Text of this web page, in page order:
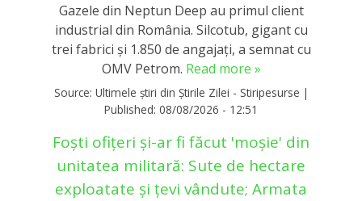
Gazele din Neptun Deep au primul client
industrial din România. Silcotub, gigant cu
trei fabrici și 1.850 de angajați, a semnat cu
OMV Petrom. Read more »
Source: Ultimele știri din Știrile Zilei - Stiripesurse |
Published: 08/08/2026 - 12:51
Foști ofițeri și-ar fi făcut 'moșie' din
unitatea militară: Sute de hectare
exploatate și țevi vândute; Armata